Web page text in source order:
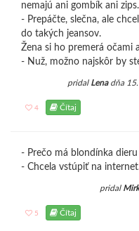
nemajú ani gombík ani
- Prepáčte, slečna, ale
do takých jeansov.
Žena si ho premerá očami
- Nuž, možno najskôr by
pridal Lenadňa
4 Čítaj
- Prečo má blondínka
- Chcela vstúpiť na
pridal
5 Čítaj